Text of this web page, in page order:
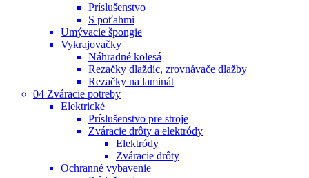
Príslušenstvo
S poťahmi
Umývacie špongie
Vykrajovačky
Náhradné kolesá
Rezačky dlaždíc, zrovnávače dlažby
Rezačky na laminát
04 Zváracie potreby
Elektrické
Príslušenstvo pre stroje
Zváracie drôty a elektródy
Elektródy
Zváracie drôty
Ochranné vybavenie